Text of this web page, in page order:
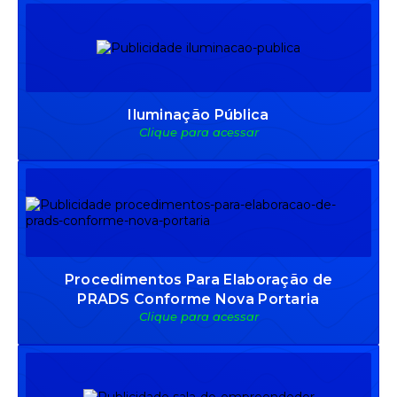
Iluminação Pública
Clique para acessar
Procedimentos Para Elaboração de
PRADS Conforme Nova Portaria
Clique para acessar